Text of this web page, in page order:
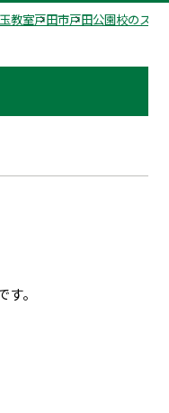
教室戸田市戸田公園校のスタ
。